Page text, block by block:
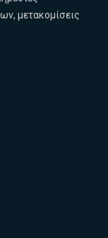
μετακομίσεις